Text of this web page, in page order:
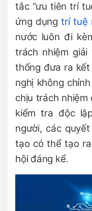
tắc “ưu tiên trí
ứng dụngtrí tuệ
nước luôn đi
trách nhiệm
thống đưa ra kết
nghị không
chịu trách nhiệm
kiểm tra độc
người, các
tạo có thể tạo
hội đáng kể.